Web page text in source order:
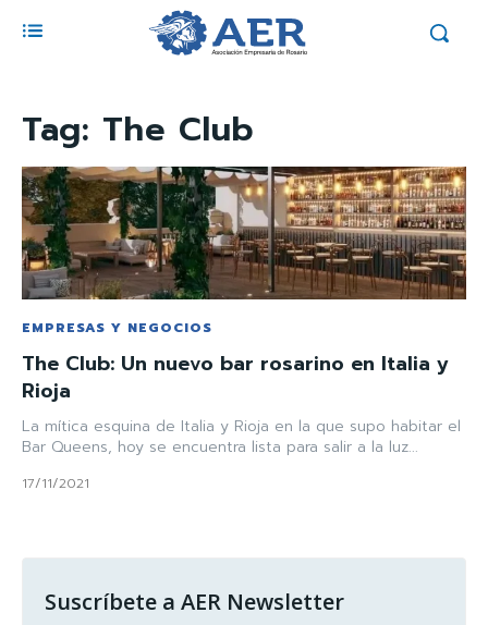
Tag: The Club
EMPRESAS Y NEGOCIOS
The Club: Un nuevo bar rosarino en Italia y
Rioja
La mítica esquina de Italia y Rioja en la que supo habitar el
Bar Queens, hoy se encuentra lista para salir a la luz...
17/11/2021
Suscríbete a AER Newsletter